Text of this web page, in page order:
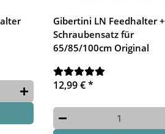
Gibertini LN Feedhalter +
Schraubensatz für
65/85/100cm Original
12,99 €*